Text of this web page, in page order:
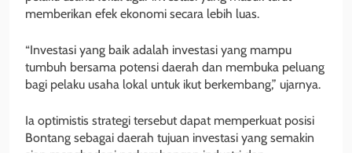
memberikan efek ekonomi secara lebih luas.
“Investasi yang baik adalah investasi yang mampu
tumbuh bersama potensi daerah dan membuka peluang
bagi pelaku usaha lokal untuk ikut berkembang,” ujarnya.
Ia optimistis strategi tersebut dapat memperkuat posisi
Bontang sebagai daerah tujuan investasi yang semakin